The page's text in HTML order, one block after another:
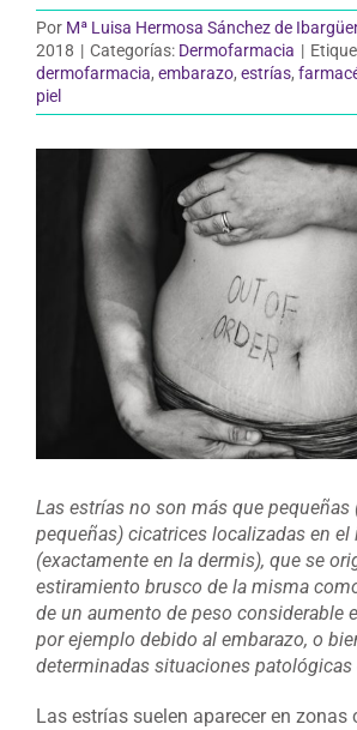
Por Mª Luisa Hermosa Sánchez de
2018 | Categorías: Dermofarmacia |
dermofarmacia, embarazo, estrías,
piel
imagen
grande
Las estrías no son más que pequeñas
pequeñas) cicatrices localizadas en
(exactamente en la dermis), que se
estiramiento brusco de la misma
de un aumento de peso considerable
por ejemplo debido al embarazo, o
determinadas situaciones patológicas
Las estrías suelen aparecer en zonas